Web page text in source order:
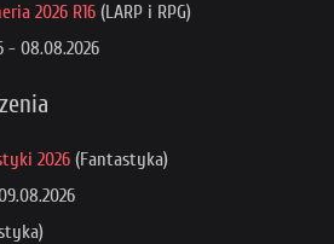
2026 R16 (LARP i RPG)
- 08.08.2026
2026 (Fantastyka)